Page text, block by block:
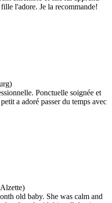
l'adore. Je la recommande!
Ponctuelle soignée et
a adoré passer du temps avec
old baby. She was calm and